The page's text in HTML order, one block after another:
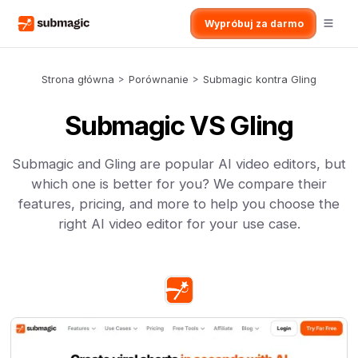
Wypróbuj za darmo
Strona główna > Porównanie > Submagic kontra Gling
Submagic VS Gling
Submagic and Gling are popular AI video editors, but
which one is better for you? We compare their
features, pricing, and more to help you choose the
right AI video editor for your use case.